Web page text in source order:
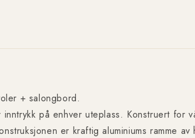
+ salongbord.
på enhver uteplass. Konstruert for
er kraftig aluminiums ramme